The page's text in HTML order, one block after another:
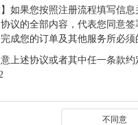
】如果您按照注册流程填写信
议的全部内容，代表您同意签
成您的订单及其他服务所必须
上述协议或者其中任一条款
不同意